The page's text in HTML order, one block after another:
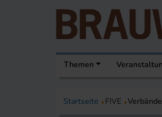
Themen
Startseite FIVE